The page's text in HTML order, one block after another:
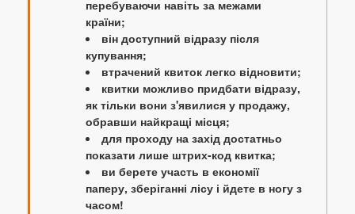
перебуваючи навіть за межами
країни;
він доступний відразу після
купування;
втрачений квиток легко відновити;
квитки можливо придбати відразу,
як тільки вони з'явилися у продажу,
обравши найкращі місця;
для проходу на захід достатньо
показати лише штрих-код квитка;
ви берете участь в економії
паперу, зберіганні лісу і йдете в ногу з
часом!